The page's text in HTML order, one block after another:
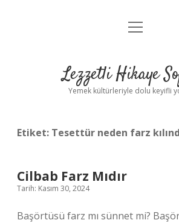
Anasayfa
Yasal Uyarı
menüyü
Lezzetli Hikaye
Yemek kültürleriyle dolu keyifli
Etiket: Tesettür neden farz
Cilbab Farz Mıdır
Tarih: Kasım 30, 2024
Başörtüsü farz mı sünnet mi?